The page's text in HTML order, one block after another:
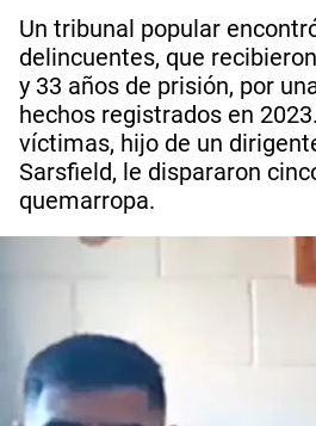
Un tribunal popular
delincuentes, que
y 33 años de prisión, por
hechos registrados en
víctimas, hijo de un
Sarsfield, le dispararon
quemarropa.